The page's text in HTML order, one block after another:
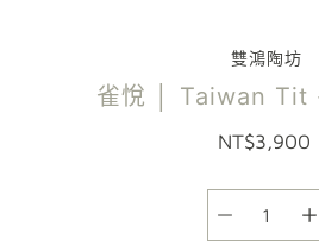
雙鴻陶坊
雀悅 │ Taiwan Tit
NT$3,900